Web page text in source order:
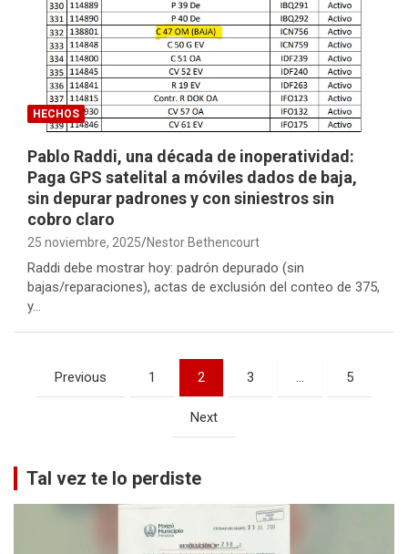
HECHOS
Pablo Raddi, una década de inoperatividad:
Paga GPS satelital a móviles dados de baja,
sin depurar padrones y con siniestros sin
cobro claro
25 noviembre, 2025 Nestor Bethencourt
Raddi debe mostrar hoy: padrón depurado (sin
bajas/reparaciones), actas de exclusión del conteo de 375,
y…
Paginación
de
Previous 1 2 3 … 5
Next
Tal vez te lo perdiste